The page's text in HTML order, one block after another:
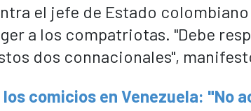
el jefe de Estado
a los compatriotas. "Debe
dos connacionales",
comicios en Venezuela: "No